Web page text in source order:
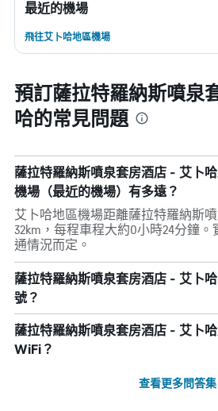
最近的機場
飛往艾卜哈地區機場
預訂薩拉特羅納斯噴泉
哈的常見問題
薩拉特羅納斯噴泉套房酒店 - 艾卜
機場（最近的機場）有多遠？
艾卜哈地區機場距離薩拉特羅納斯
32km，每程車程大約0小時24分鐘
通情況而定。
薩拉特羅納斯噴泉套房酒店 - 艾卜
號？
薩拉特羅納斯噴泉套房酒店 - 艾卜
WiFi？
查看更多問答集